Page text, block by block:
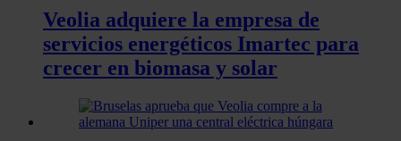
Veolia adquiere la empresa de
servicios energéticos Imartec para
crecer en biomasa y solar